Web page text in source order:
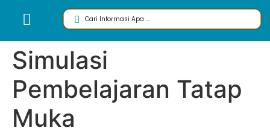
Simulasi
Pembelajaran Tatap
Muka